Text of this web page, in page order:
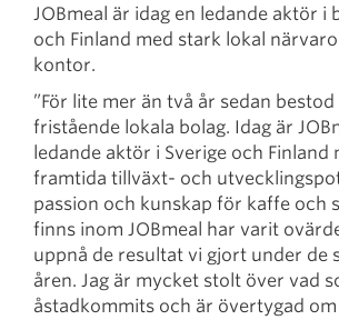
JOBmeal är idag en ledande aktör i
och Finland med stark lokal
kontor.
”För lite mer än två år sedan bestod
fristående lokala bolag. Idag är
ledande aktör i Sverige och Finland
framtida tillväxt- och
passion och kunskap för kaffe och
finns inom JOBmeal har varit
uppnå de resultat vi gjort under de
åren. Jag är mycket stolt över vad
åstadkommits och är övertygad om